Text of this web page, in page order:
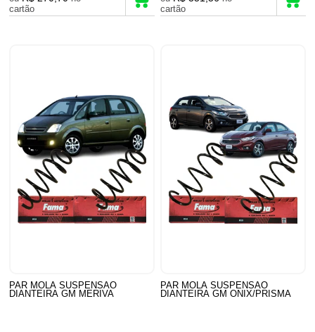
cartão
cartão
PAR MOLA SUSPENSAO
DIANTEIRA GM MERIVA
PAR MOLA SUSPENSAO
DIANTEIRA GM ONIX/PRISMA